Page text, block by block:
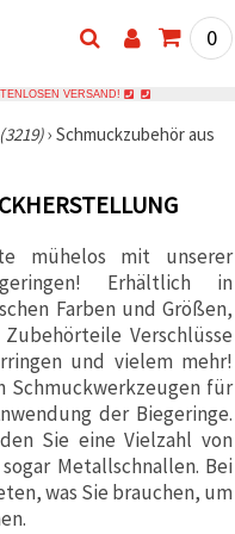
0
VERSAND!
(3219)› Schmuckzubehör aus
mühelos mit unserer
Erhältlich in
Farben und Größen,
Verschlüsse
und vielem mehr!
Schmuckwerkzeugen für
der Biegeringe.
Sie eine Vielzahl von
Metallschnallen. Bei
was Sie brauchen, um